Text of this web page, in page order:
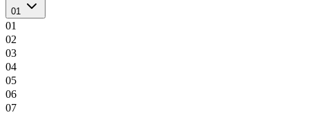
01
01
02
03
04
05
06
07